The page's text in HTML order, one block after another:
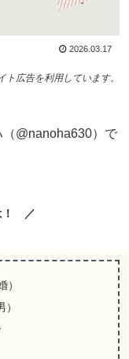
2026.03.17
広告を利用しています。
@nanoha630）で
！ ／
）